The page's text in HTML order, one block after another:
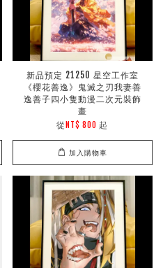
新品預定 21250 星空工作室
《櫻花善逸》鬼滅之刃我妻善
逸善子四小隻動漫二次元裝飾
畫
從 NT$ 800 起
加入購物車